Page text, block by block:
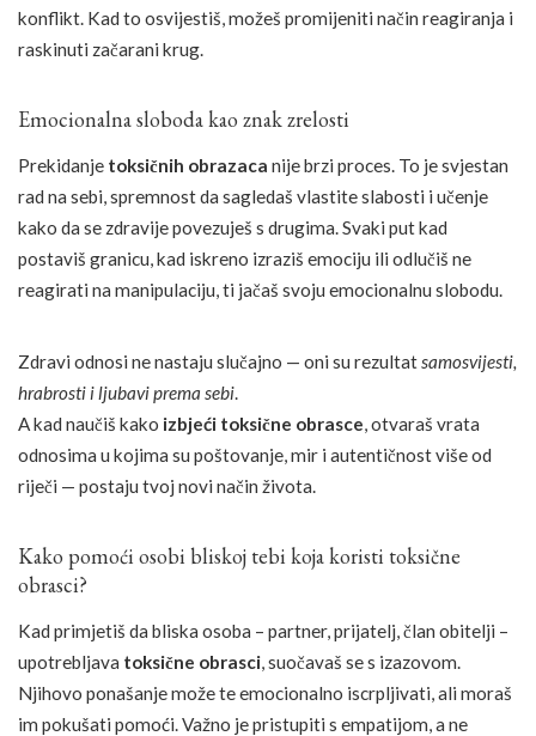
konflikt. Kad to osvijestiš, možeš promijeniti način reagiranja i
raskinuti začarani krug.
Emocionalna sloboda kao znak zrelosti
Prekidanje toksičnih obrazaca nije brzi proces. To je svjestan
rad na sebi, spremnost da sagledaš vlastite slabosti i učenje
kako da se zdravije povezuješ s drugima. Svaki put kad
postaviš granicu, kad iskreno izraziš emociju ili odlučiš ne
reagirati na manipulaciju, ti jačaš svoju emocionalnu slobodu.
Zdravi odnosi ne nastaju slučajno — oni su rezultatsamosvijesti,
hrabrosti i ljubavi prema sebi.
A kad naučiš kako izbjeći toksične obrasce, otvaraš vrata
odnosima u kojima su poštovanje, mir i autentičnost više od
riječi — postaju tvoj novi način života.
Kako pomoći osobi bliskoj tebi koja koristi toksične
obrasci?
Kad primjetiš da bliska osoba – partner, prijatelj, član obitelji –
upotrebljava toksične obrasci, suočavaš se s izazovom.
Njihovo ponašanje može te emocionalno iscrpljivati, ali moraš
im pokušati pomoći. Važno je pristupiti s empatijom, a ne